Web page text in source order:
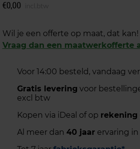
€0,00
Wil je een offerte op maat, dat kan!
Vraag dan een maatwerkofferte
Voor 14:00 besteld, vandaag
Gratis levering voor
excl btw
Kopen via iDeal of op rekening
Al meer dan 40 jaarervaring